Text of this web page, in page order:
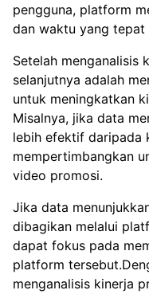
pengguna, platform
dan waktu yang tepat
Setelah menganalisis
selanjutnya adalah
untuk meningkatkan
Misalnya, jika data
lebih efektif daripada
mempertimbangkan
video promosi.
Jika data
dibagikan melalui
dapat fokus pada
platform
menganalisis kinerja